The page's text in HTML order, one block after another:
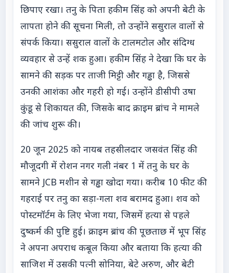
छिपाए रखा। तनु के पिता हकीम सिंह को अपनी बेटी के
लापता होने की सूचना मिली, तो उन्होंने ससुराल वालों से
संपर्क किया। ससुराल वालों के टालमटोल और संदिग्ध
व्यवहार से उन्हें शक हुआ। हकीम सिंह ने देखा कि घर के
सामने की सड़क पर ताजी मिट्टी और गड्ढा है, जिससे
उनकी आशंका और गहरी हो गई। उन्होंने डीसीपी उषा
कुंडू से शिकायत की, जिसके बाद क्राइम ब्रांच ने मामले
की जांच शुरू की।
20 जून 2025 को नायब तहसीलदार जसवंत सिंह की
मौजूदगी में रोशन नगर गली नंबर 1 में तनु के घर के
सामने JCB मशीन से गड्ढा खोदा गया। करीब 10 फीट की
गहराई पर तनु का सड़ा-गला शव बरामद हुआ। शव को
पोस्टमॉर्टम के लिए भेजा गया, जिसमें हत्या से पहले
दुष्कर्म की पुष्टि हुई। क्राइम ब्रांच की पूछताछ में भूप सिंह
ने अपना अपराध कबूल किया और बताया कि हत्या की
साजिश में उसकी पत्नी सोनिया, बेटे अरुण, और बेटी